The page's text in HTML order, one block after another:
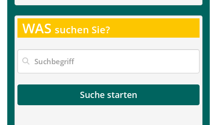
WAS suchen Sie?
Suche starten